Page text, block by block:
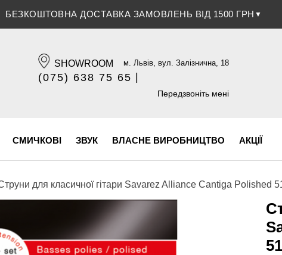
ЗНИЖКА 5% ПРИ ОПЛАТІ БАНКІВСЬКОЮ КАРТКОЮ▼
SHOWROOM м. Львів, вул. Залізнична, 18
(075) 638 75 65
(096) 609 84 32
Передзвоніть мені
СМИЧКОВІ ЗВУК ВЛАСНЕ ВИРОБНИЦТВО АКЦІЇ
для класичної гітари Savarez Alliance Cantiga Polished